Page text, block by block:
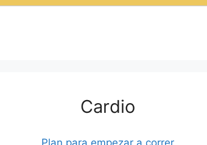
Cardio
Plan para empezar a correr